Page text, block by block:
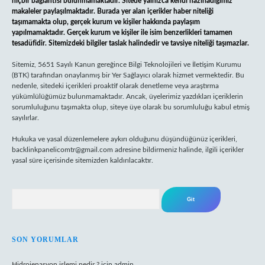
makaleler paylaşılmaktadır. Burada yer alan içerikler haber niteliği
taşımamakta olup, gerçek kurum ve kişiler hakkında paylaşım
yapılmamaktadır. Gerçek kurum ve kişiler ile isim benzerlikleri tamamen
tesadüfidir. Sitemizdeki bilgiler taslak halindedir ve tavsiye niteliği taşımazlar.
Sitemiz, 5651 Sayılı Kanun gereğince Bilgi Teknolojileri ve İletişim Kurumu
(BTK) tarafından onaylanmış bir Yer Sağlayıcı olarak hizmet vermektedir. Bu
nedenle, sitedeki içerikleri proaktif olarak denetleme veya araştırma
yükümlülüğümüz bulunmamaktadır. Ancak, üyelerimiz yazdıkları içeriklerin
sorumluluğunu taşımakta olup, siteye üye olarak bu sorumluluğu kabul etmiş
sayılırlar.
Hukuka ve yasal düzenlemelere aykırı olduğunu düşündüğünüz içerikleri,
backlinkpanelicomtr@gmail.com adresine bildirmeniz halinde, ilgili içerikler
yasal süre içerisinde sitemizden kaldırılacaktır.
SON YORUMLAR